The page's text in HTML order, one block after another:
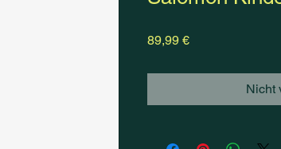
89,99 €Preis
Nicht